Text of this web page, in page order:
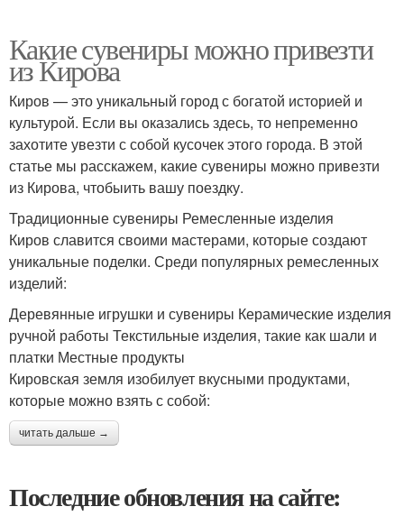
Какие сувениры можно привезти
из Кирова
Киров — это уникальный город с богатой историей и
культурой. Если вы оказались здесь, то непременно
захотите увезти с собой кусочек этого города. В этой
статье мы расскажем, какие сувениры можно привезти
из Кирова, чтобыить вашу поездку.
Традиционные сувениры Ремесленные изделия
Киров славится своими мастерами, которые создают
уникальные поделки. Среди популярных ремесленных
изделий:
Деревянные игрушки и сувениры Керамические изделия
ручной работы Текстильные изделия, такие как шали и
платки Местные продукты
Кировская земля изобилует вкусными продуктами,
которые можно взять с собой:
читать дальше →
Последние обновления на сайте: